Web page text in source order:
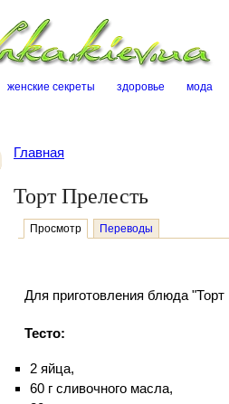
женские секреты здоровье мода
Главная
Торт Прелесть
Просмотр Переводы
Для приготовления блюда
Тесто:
2 яйца,
60 г сливочного масла,